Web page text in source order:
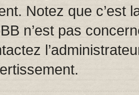
Notez que c’est
n’est pas